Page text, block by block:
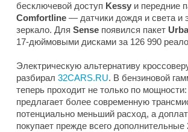
бесключевой доступ Kessy и передние
Comfortline — датчики дождя и света и
зеркало. Для Sense появился пакет
17-дюймовыми дисками за 126 990
Электрическую альтернативу
разбирал 32CARS.RU. В бензиновой
теперь проходит не только по мощности:
предлагает более современную
потенциально меньший расход, а
покупает прежде всего дополнительные